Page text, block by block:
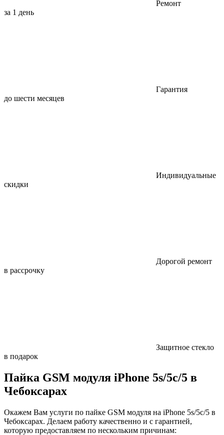
Ремонт
за 1 день
Гарантия
до шести месяцев
Индивидуальные
скидки
Дорогой ремонт
в рассрочку
Защитное стекло
в подарок
Пайка GSM модуля iPhone 5s/5c/5 в
Чебоксарах
Окажем Вам услуги по пайке GSM модуля на iPhone 5s/5c/5 в
Чебоксарах. Делаем работу качественно и с гарантией,
которую предоставляем по нескольким причинам: